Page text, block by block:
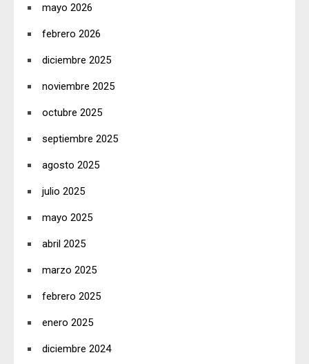
mayo 2026
febrero 2026
diciembre 2025
noviembre 2025
octubre 2025
septiembre 2025
agosto 2025
julio 2025
mayo 2025
abril 2025
marzo 2025
febrero 2025
enero 2025
diciembre 2024